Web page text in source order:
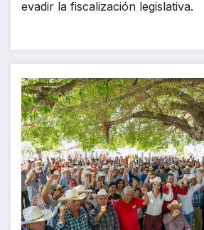
evadir la fiscalización legislativa.